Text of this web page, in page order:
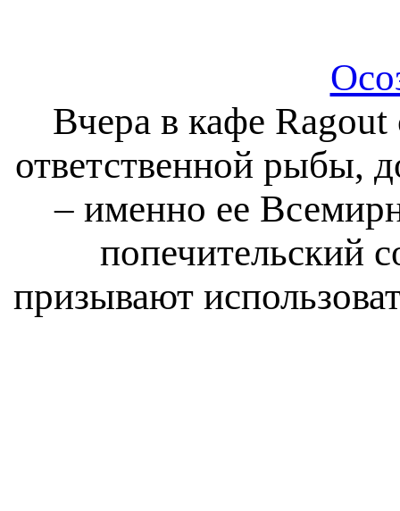
Вчера в кафе Ragout
ответственной рыбы,
– именно ее
попечительский
призывают